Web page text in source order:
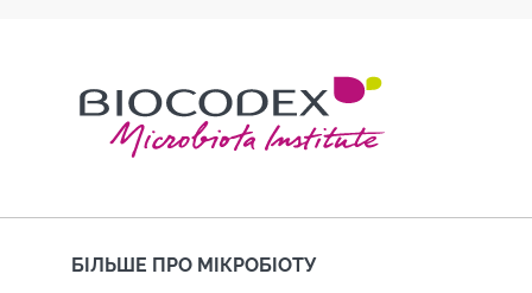
БІЛЬШЕ ПРО МІКРОБІОТУ